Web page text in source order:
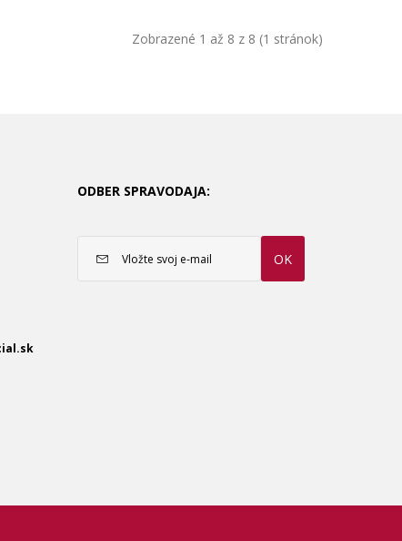
Zobrazené 1 až 8 z 8 (1 stránok)
ODBER SPRAVODAJA:
OK